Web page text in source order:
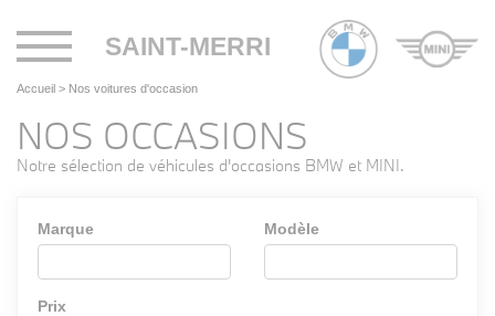
SAINT-MERRI
Toggle
navigation
Accueil > Nos voitures d'occasion
NOS OCCASIONS
Notre sélection de véhicules d'occasions BMW et MINI.
Marque Modèle
Prix